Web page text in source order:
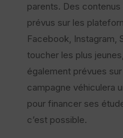
parents. Des
prévus sur les
Facebook, Instagram,
toucher les plus
également prévues
campagne véhiculera
pour financer ses
c’est possible.